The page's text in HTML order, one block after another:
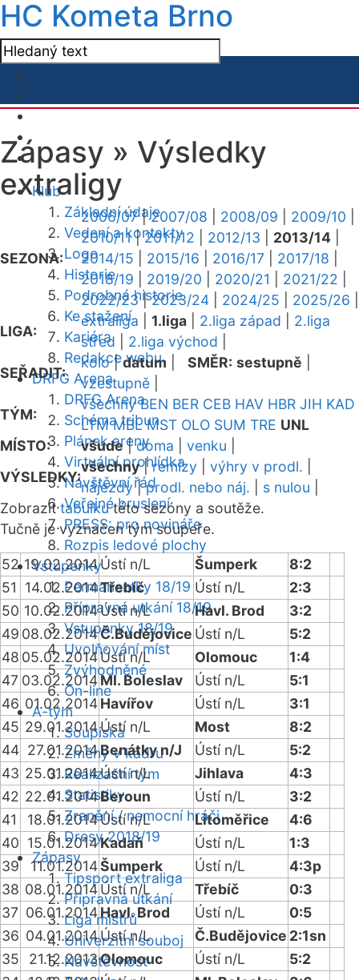
HC Kometa Brno
Klub
Základní údaje
Vedení a kontakty
Logo
Historie
Podrobná historie
Ke stažení
Kariéra
Redakce webu
DRFG Arena
DRFG Arena
Schéma tribun
Plánek areny
Virtuální prohlídka
Návštěvní řád
Veřejné bruslení
PRESS: pro novináře
Rozpis ledové plochy
Vstupenky
Permanentky 18/19
Přípravná utkání 18/19
Vstupenky 18/19
Uvolňování míst
Zvýhodněné
On-line
A-tým
Soupiska
Změny v kádru
Realizační tým
Statistiky
Zranění / nemocní hráči
Dresy 2018/19
Zápasy
Tipsport extraliga
Přípravná utkání
Liga mistrů
Univerzitní souboj
Návštěvnost
Zápasy » Výsledky
extraligy
SEZONA:
2006/07|2007/08 2008/09 2009/10
2010/11|2011/12 2012/13 2013/14
2014/15
2015/16 2016/17 2017/18
2018/19
2019/20 2020/21 2021/22
2022/23|2023/24 2024/25 2025/26
LIGA:
extraliga 1.liga 2.liga západ
2.liga
střed
2.liga východ
SEŘADIT:
kolo|datum SMĚR: sestupně
vzestupně
TÝM:
všechny BEN BER CEB HAV HBR JIH KAD
LTM MBL MST OLO SUM TRE UNL
MÍSTO:
všude|doma venku
VÝSLEDKY:
všechny|remízy výhry v prodl.
nájezdy|prodl. nebo náj. s nulou
Zobrazittabulkutéto sezóny a soutěže.
Tučně je vyznačen tým soupeře.
52 19.02.2014Ústí n/L Šumperk
8:2
51
14.02.2014Třebíč Ústí n/L
2:3
50 10.02.2014Ústí n/L Havl. Brod
3:2
49 08.02.2014Č.Budějovice Ústí n/L
5:2
48 05.02.2014Ústí n/L Olomouc
1:4
47 03.02.2014Ml. Boleslav Ústí n/L
5:1
46 01.02.2014Havířov Ústí n/L
3:1
45 29.01.2014Ústí n/L Most
8:2
44 27.01.2014Benátky n/J Ústí n/L
5:2
43 25.01.2014Ústí n/L Jihlava
4:3
42 22.01.2014Beroun Ústí n/L
3:2
41
18.01.2014Ústí n/L Litoměřice
4:6
40 15.01.2014Kadaň Ústí n/L
1:3
39
11.01.2014Šumperk Ústí n/L
4:3p
38 08.01.2014Ústí n/L Třebíč
0:3
37 06.01.2014Havl. Brod Ústí n/L
0:5
36 04.01.2014Ústí n/L Č.Budějovice 2:1sn
35
21.12.2013Olomouc Ústí n/L
5:2